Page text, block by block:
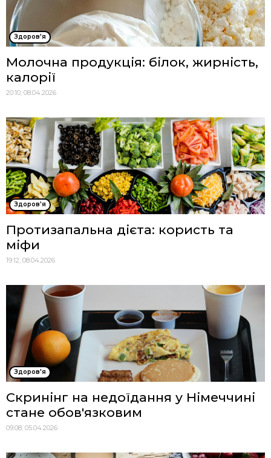
Здоров'я
Молочна продукція: білок, жирність,
калорії
20:10, 08.04.2026
Здоров'я
Протизапальна дієта: користь та
міфи
19:12, 08.04.2026
Здоров'я
Скринінг на недоїдання у Німеччині
стане обов'язковим
09:08, 05.04.2026